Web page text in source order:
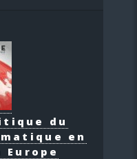
du
en
Europe